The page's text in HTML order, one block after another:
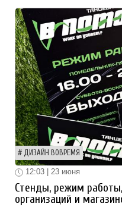
ДИЗАЙН ВОВРЕМЯ
12:03 | 23 июня
Стенды, режим
организаций и